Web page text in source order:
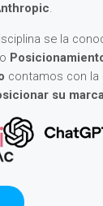
.
se la
o
contamos con la
su